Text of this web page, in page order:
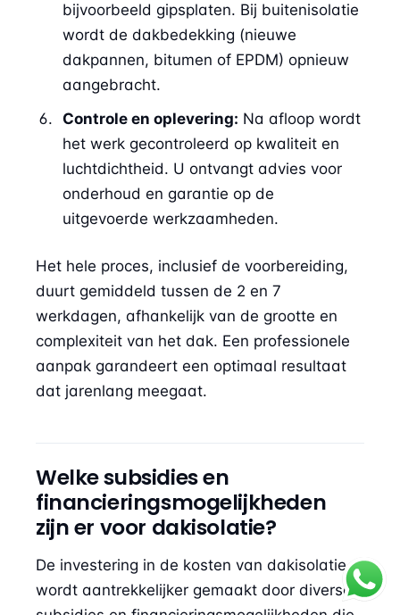
bijvoorbeeld gipsplaten. Bij buitenisolatie
wordt de dakbedekking (nieuwe
dakpannen, bitumen of EPDM) opnieuw
aangebracht.
Controle en oplevering: Na afloop wordt
het werk gecontroleerd op kwaliteit en
luchtdichtheid. U ontvangt advies voor
onderhoud en garantie op de
uitgevoerde werkzaamheden.
Het hele proces, inclusief de voorbereiding,
duurt gemiddeld tussen de 2 en 7
werkdagen, afhankelijk van de grootte en
complexiteit van het dak. Een professionele
aanpak garandeert een optimaal resultaat
dat jarenlang meegaat.
Welke subsidies en
financieringsmogelijkheden
zijn er voor dakisolatie?
De investering in de kosten van dakisolatie
wordt aantrekkelijker gemaakt door diverse